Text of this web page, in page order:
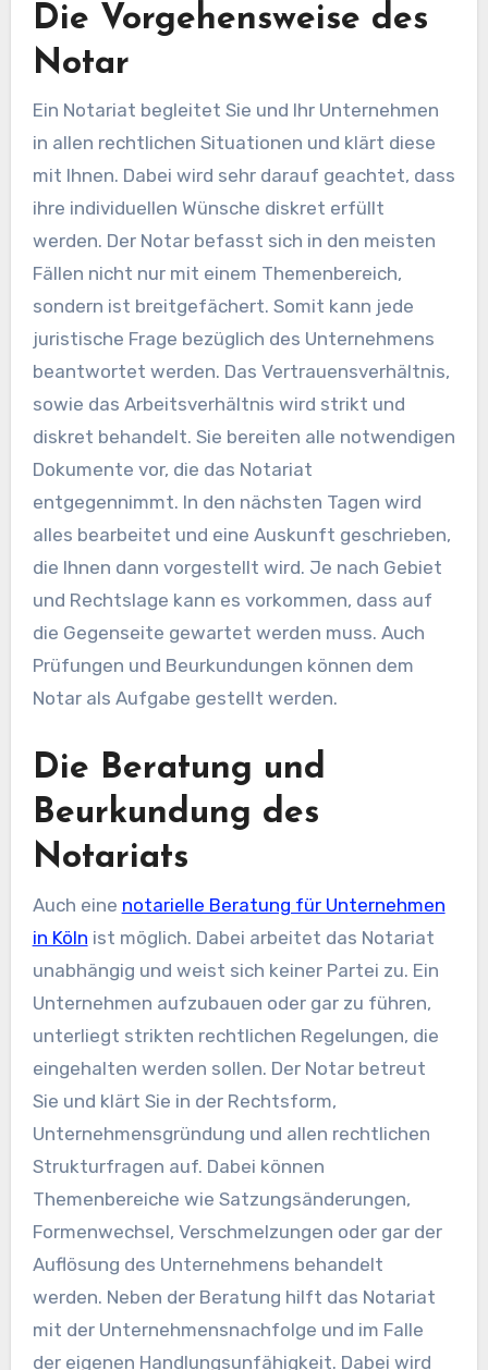
Die Vorgehensweise des
Notar
Ein Notariat begleitet Sie und Ihr Unternehmen
in allen rechtlichen Situationen und klärt diese
mit Ihnen. Dabei wird sehr darauf geachtet, dass
ihre individuellen Wünsche diskret erfüllt
werden. Der Notar befasst sich in den meisten
Fällen nicht nur mit einem Themenbereich,
sondern ist breitgefächert. Somit kann jede
juristische Frage bezüglich des Unternehmens
beantwortet werden. Das Vertrauensverhältnis,
sowie das Arbeitsverhältnis wird strikt und
diskret behandelt. Sie bereiten alle notwendigen
Dokumente vor, die das Notariat
entgegennimmt. In den nächsten Tagen wird
alles bearbeitet und eine Auskunft geschrieben,
die Ihnen dann vorgestellt wird. Je nach Gebiet
und Rechtslage kann es vorkommen, dass auf
die Gegenseite gewartet werden muss. Auch
Prüfungen und Beurkundungen können dem
Notar als Aufgabe gestellt werden.
Die Beratung und
Beurkundung des
Notariats
Auch eine notarielle Beratung für Unternehmen
in Köln ist möglich. Dabei arbeitet das Notariat
unabhängig und weist sich keiner Partei zu. Ein
Unternehmen aufzubauen oder gar zu führen,
unterliegt strikten rechtlichen Regelungen, die
eingehalten werden sollen. Der Notar betreut
Sie und klärt Sie in der Rechtsform,
Unternehmensgründung und allen rechtlichen
Strukturfragen auf. Dabei können
Themenbereiche wie Satzungsänderungen,
Formenwechsel, Verschmelzungen oder gar der
Auflösung des Unternehmens behandelt
werden. Neben der Beratung hilft das Notariat
mit der Unternehmensnachfolge und im Falle
der eigenen Handlungsunfähigkeit. Dabei wird